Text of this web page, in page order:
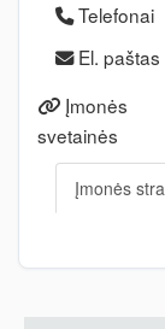
Telefonai
El. paštas
Įmonės
svetainės
Įmonės